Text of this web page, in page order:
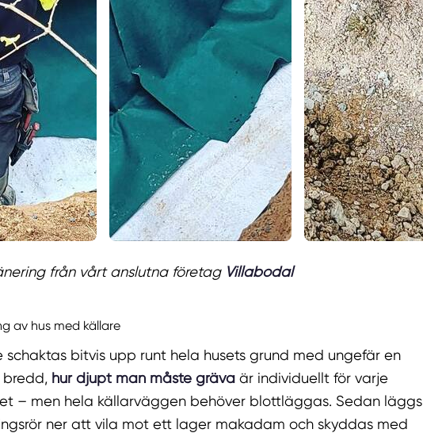
från vårt anslutna företag Villabodal
av hus med källare
schaktas bitvis upp runt hela husets grund med ungefär en
bredd, hur djupt man måste gräva är individuellt för varje
– men hela källarväggen behöver blottläggas. Sedan läggs
ner att vila mot ett lager makadam och skyddas med